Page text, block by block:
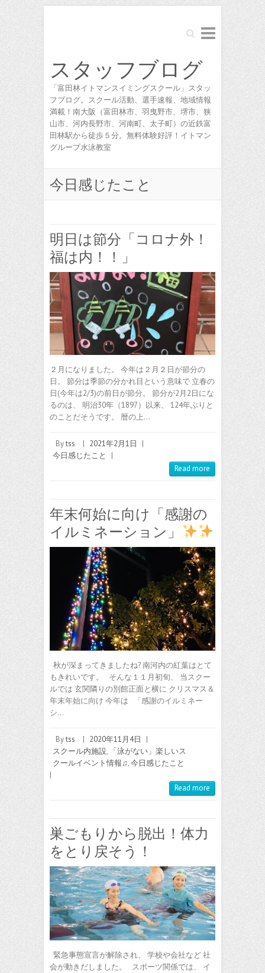
Search
スタッフブログ
「富田林イトマンスイミングスクール」スタッ
フブログ。スクール活動、選手速報、地域情報
満載！南大阪（富田林市、羽曳野市、堺市、狭
山市、河内長野市、河南町、太子町）の近鉄富
田林駅から徒歩５分。無料体験好評！イトマン
グループ水泳教室
今日感じたこと
明日は節分「コロナ外！
福は内！！」
２月になりました。 今年は２月２日が節分の
日。 節分は季節の分かれ目という意味で 立春の
日(今年は2/3)の前日が節分。 節分が2月2日にな
るのは、 明治30年（1897）以来、 124年ぶりと
のことだそうです。 暦の上…
Bytss | 2021年2月1日
|
今日感じたこと
|
Read more
年末何始に向け「感謝の
イルミネーション」
秋が深まってきましたね? 南河内の紅葉はとて
もきれいです。 そんな１１月初旬、 当スクー
ルでは 玄関隣りの別館正面と横に クリスマス＆
年末年始に向け 今年は 「感謝のイルミネー
シ…
Bytss | 2020年11月4日
|
スクール内施設, 「泳がない」楽しいス
クールイベント情報♫,今日感じたこと
|
Read more
巣ごもりから脱出！体力
をとり戻そう！
緊急事態宣言が解除され、 学校や会社など 社
会が動きだしました。 スポーツ関係では、 イ